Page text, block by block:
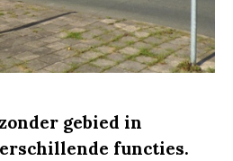
gebied in
functies.